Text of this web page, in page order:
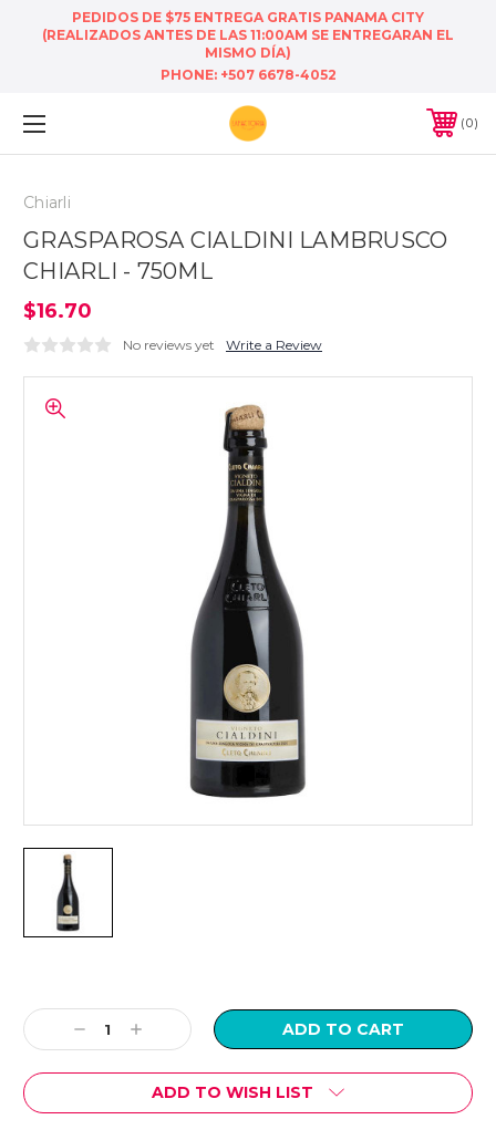
PEDIDOS DE $75 ENTREGA GRATIS PANAMA CITY
(REALIZADOS ANTES DE LAS 11:00AM SE ENTREGARAN EL
MISMO DÍA)
PHONE: +507 6678-4052
0
Chiarli
GRASPAROSA CIALDINI LAMBRUSCO
CHIARLI - 750ML
$16.70
No reviews yet Write a Review
Stock:
Decrease
Quantity:
Increase
Quantity:
ADD TO WISH LIST